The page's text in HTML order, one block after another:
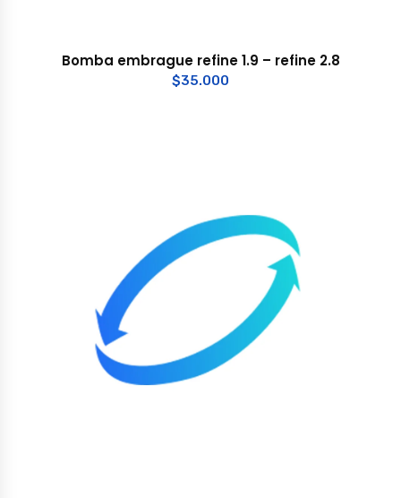
Bomba embrague refine 1.9 – refine 2.8
$35.000